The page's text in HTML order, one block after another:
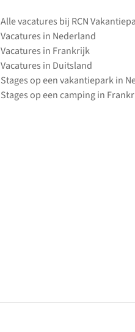
Alle vacatures bij RCN
Vacatures in Nederland
Vacatures in Frankrijk
Vacatures in Duitsland
Stages op een vakantiepark in
Stages op een camping in